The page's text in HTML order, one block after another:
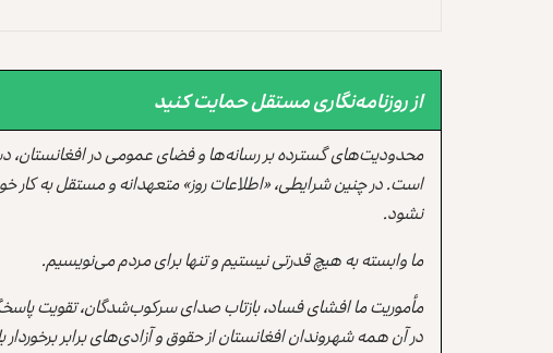
از روزنامه‌نگاری مستقل حمایت کنید
محدودیت‌های گسترده بر رسانه‌ها و فضای عمومی در
است. در چنین شرایطی، «اطلاعات روز» متعهدانه و مستقل به
نشود.
ما وابسته به هیچ قدرتی نیستیم و تنها برای مردم می‌نویسیم.
مأموریت ما افشای فساد، بازتاب صدای سرکوب‌شدگان، تقویت
در آن همه شهروندان افغانستان از حقوق و آزادی‌های برابر